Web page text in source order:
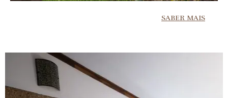
SABER MAIS